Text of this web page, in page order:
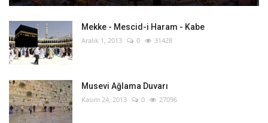
Mekke - Mescid-i Haram - Kabe
Aralık 1, 2013 0 31428
Musevi Ağlama Duvarı
Kasım 24, 2013 0 27096